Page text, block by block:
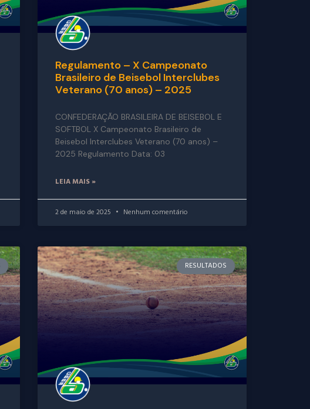
Regulamento – X Campeonato
Brasileiro de Beisebol Interclubes
Veterano (70 anos) – 2025
CONFEDERAÇÃO BRASILEIRA DE BEISEBOL E
SOFTBOL X Campeonato Brasileiro de
Beisebol Interclubes Veterano (70 anos) –
2025 Regulamento Data: 03
LEIA MAIS »
2 de maio de 2025 Nenhum comentário
RESULTADOS